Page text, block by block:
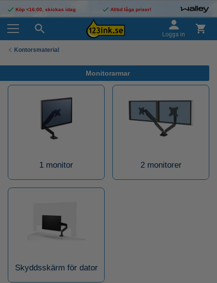
Köp <16:00, skickas idag Alltid låga priser!
Logga in
Kontorsmaterial
Monitorarmar
1 monitor 2 monitorer
Skyddsskärm för dator